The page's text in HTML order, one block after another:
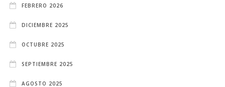
FEBRERO 2026
DICIEMBRE 2025
OCTUBRE 2025
SEPTIEMBRE 2025
AGOSTO 2025